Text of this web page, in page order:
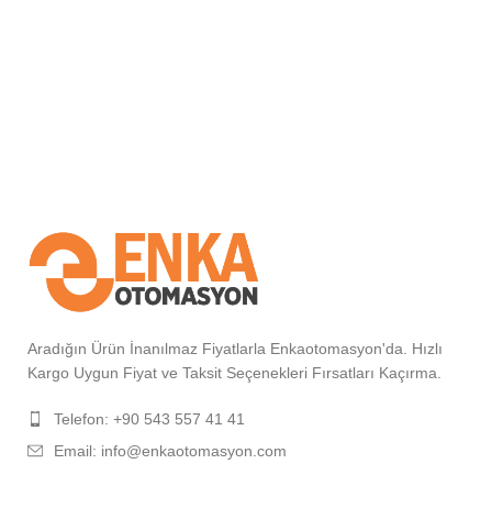
Aradığın Ürün İnanılmaz Fiyatlarla Enkaotomasyon'da. Hızlı
Kargo Uygun Fiyat ve Taksit Seçenekleri Fırsatları Kaçırma.
Telefon: +90 543 557 41 41
Email: info@enkaotomasyon.com